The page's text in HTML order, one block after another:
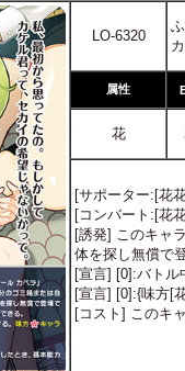
LO-6320
属性
花
[サポーター:[花
[コンバート:[花
[誘発] このキャ
体を探し無償で
[宣言] [0]:バトル
[宣言] [0]:{味方[
[コスト] このキ